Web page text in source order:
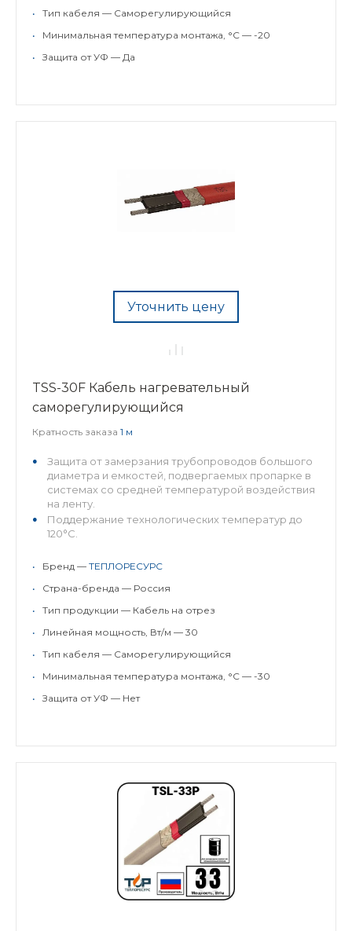
•
Тип кабеля — Саморегулирующийся
•
Минимальная температура монтажа, °C — -20
•
Защита от УФ — Да
Уточнить цену
TSS-30F Кабель нагревательный
саморегулирующийся
Кратность заказа 1 м
Защита от замерзания трубопроводов большого
диаметра и емкостей, подвергаемых пропарке в
системах со средней температурой воздействия
на ленту.
Поддержание технологических температур до
120°С.
• Бренд — ТЕПЛОРЕСУРС
•
Страна-бренда — Россия
•
Тип продукции — Кабель на отрез
•
Линейная мощность, Вт/м — 30
•
Тип кабеля — Саморегулирующийся
•
Минимальная температура монтажа, °C — -30
•
Защита от УФ — Нет